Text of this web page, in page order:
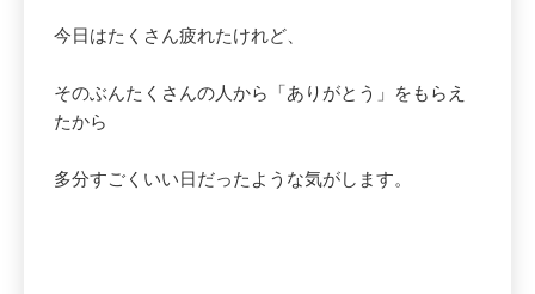
今日はたくさん疲れたけれど、
そのぶんたくさんの人から「ありがとう」をもらえ
たから
多分すごくいい日だったような気がします。